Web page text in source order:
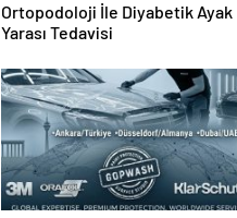
Ortopodoloji İle Diyabetik Ayak
Yarası Tedavisi